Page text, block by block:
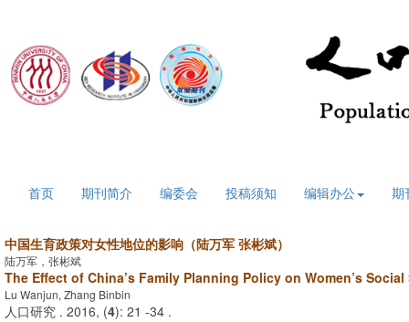
首页 期刊简介 编委会 投稿须知 编辑办公 期
中国生育政策对女性地位的影响（陆万军 张彬斌）
陆万军，张彬斌
The Effect of China’s Family Planning Policy on Women’s
Lu Wanjun, Zhang Binbin
人口研究 . 2016, (4): 21 -34 .